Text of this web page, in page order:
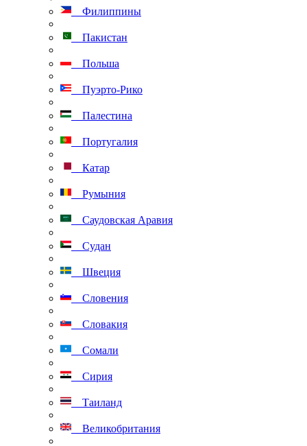
Филиппины
Пакистан
Польша
Пуэрто-Рико
Палестина
Португалия
Катар
Румыния
Саудовская Аравия
Судан
Швеция
Словения
Словакия
Сомали
Сирия
Таиланд
Великобритания